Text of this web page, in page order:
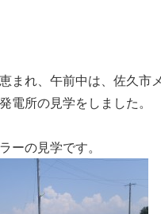
まれ、午前中は、佐久市
電所の見学をしました。
ーの見学です。